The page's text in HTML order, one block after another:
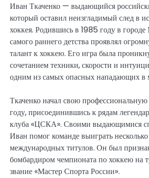
Иван Ткаченко — выдающийся
который оставил неизгладимый след в
хоккея. Родившись в 1985 году в
самого раннего детства проявлял
талант к хоккею. Его игра была
сочетанием техники, скорости и
одним из самых опасных нападающих в
Ткаченко начал свою
году, присоединившись к рядам
клуба «ЦСКА». Своими выдающимися
Иван помог команде выиграть
международных титулов. Он был
бомбардиром чемпионата по хоккею на
звание «Мастер Спорта России».